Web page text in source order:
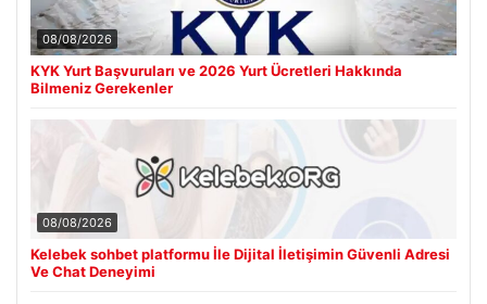
08/08/2026
KYK Yurt Başvuruları ve 2026 Yurt Ücretleri Hakkında
Bilmeniz Gerekenler
08/08/2026
Kelebek sohbet platformu İle Dijital İletişimin Güvenli Adresi
Ve Chat Deneyimi